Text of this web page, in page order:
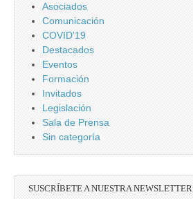
Asociados
Comunicación
COVID'19
Destacados
Eventos
Formación
Invitados
Legislación
Sala de Prensa
Sin categoría
SUSCRÍBETE A NUESTRA NEWSLETTER